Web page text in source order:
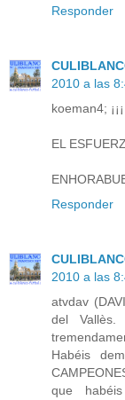
Responder
2010 a las
koeman4;
EL
Responder
2010 a las
atvdav
del
Habéis
que